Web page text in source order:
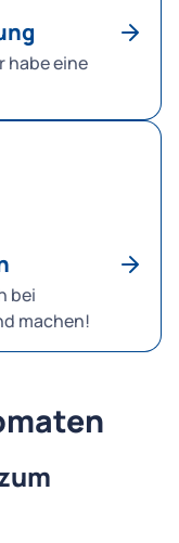
habe eine
bei
machen!